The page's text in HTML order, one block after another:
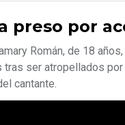
preso por
Román, de 18
tras ser atropellados por
cantante.